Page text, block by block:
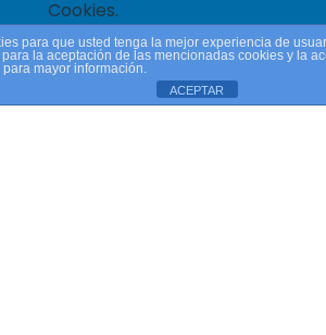
Cookies.
para que usted tenga la mejor experiencia de
la aceptación de las mencionadas cookies y la
para mayor información.
ACEPTAR